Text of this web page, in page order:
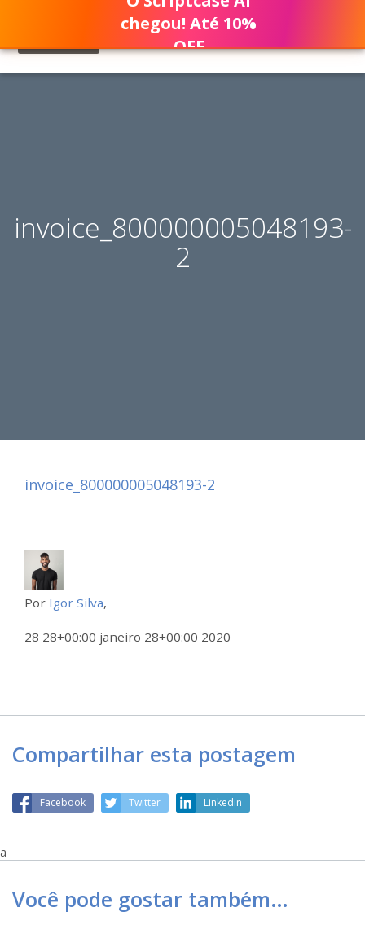
invoice_800000005048193-
2
invoice_800000005048193-2
Por Igor Silva,
28 28+00:00 janeiro 28+00:00 2020
Compartilhar esta postagem
Facebook Twitter Linkedin
a
Você pode gostar também…
chegou! Até 10%
OFF